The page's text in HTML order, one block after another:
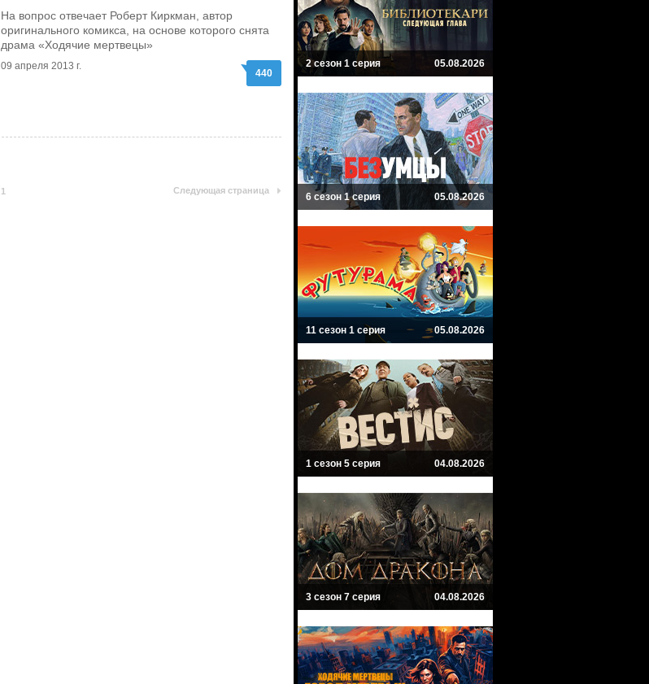
На вопрос отвечает Роберт Киркман, автор
оригинального комикса, на основе которого снята
драма «Ходячие мертвецы»
09 апреля 2013 г.
440
1 Следующая страница
2 сезон 1 серия 05.08.2026
6 сезон 1 серия 05.08.2026
11 сезон 1 серия 05.08.2026
1 сезон 5 серия 04.08.2026
3 сезон 7 серия 04.08.2026